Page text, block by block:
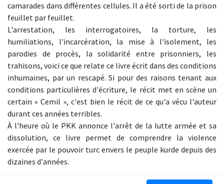
camarades dans différentes cellules. Il a été sorti de la prison
feuillet par feuillet.
L'arrestation, les interrogatoires, la torture, les
humiliations, l'incarcération, la mise à l'isolement, les
parodies de procès, la solidarité entre prisonniers, les
trahisons, voici ce que relate ce livre écrit dans des conditions
inhumaines, par un rescapé. Si pour des raisons tenant aux
conditions particulières d'écriture, le récit met en scène un
certain « Cemil », c'est bien le récit de ce qu'a vécu l'auteur
durant ces années terribles.
À l'heure où le PKK annonce l'arrêt de la lutte armée et sa
dissolution, ce livre permet de comprendre la violence
exercée par le pouvoir turc envers le peuple kurde depuis des
dizaines d'années.